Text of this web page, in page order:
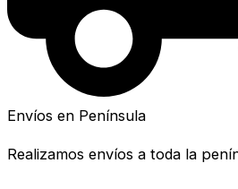
Envíos en Península
Realizamos envíos a toda la